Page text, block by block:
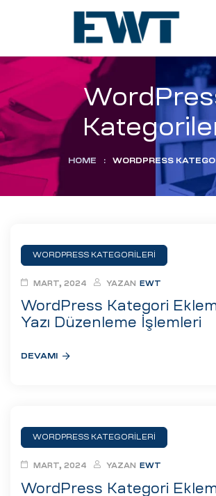
HOME : WORDPRESS
WORDPRESS KATEGORILERI
WordPress Kategori
Yazı Düzenleme İşlemleri
MART, 2024 YAZAN EWT
DEVAMI
WORDPRESS KATEGORILERI
WordPress Kategori
MART, 2024 YAZAN EWT